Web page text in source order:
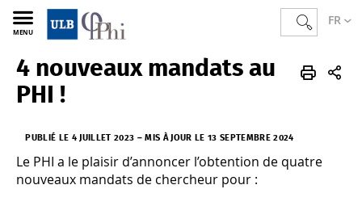
FR
MENU
PHI FR Actualités
4 nouveaux mandats au
PHI !
PUBLIÉ LE 4 JUILLET 2023 – MIS À JOUR LE 13 SEPTEMBRE 2024
Le PHI a le plaisir d’annoncer l’obtention de quatre
nouveaux mandats de chercheur pour :